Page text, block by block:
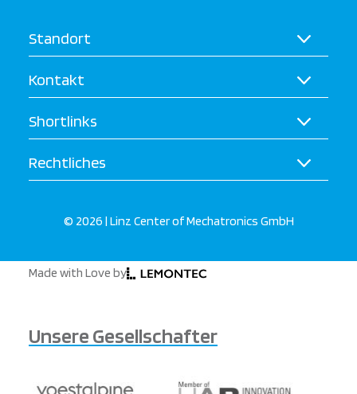
Standort
Kontakt
Shortlinks
Rechtliches
© 2026 | Linz Center of Mechatronics GmbH
Made with Love by
Unsere Gesellschafter